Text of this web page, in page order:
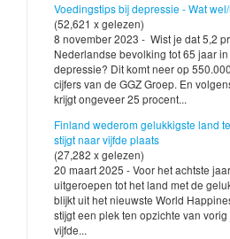
Voedingstips bij depressie - Wat
(52,621 x gelezen)
8 november 2023 - Wist je dat 5,2
Nederlandse bevolking tot 65 jaar
depressie? Dit komt neer op
cijfers van de GGZ Groep. En
krijgt ongeveer 25 procent...
Finland wederom gelukkigste land
stijgt naar vijfde plaats
(27,282 x gelezen)
20 maart 2025 - Voor het achtste
uitgeroepen tot het land met de
blijkt uit het nieuwste World
stijgt een plek ten opzichte van
vijfde...